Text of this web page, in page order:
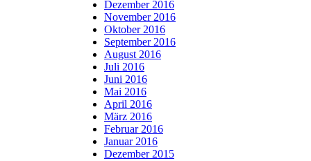
Dezember 2016
November 2016
Oktober 2016
September 2016
August 2016
Juli 2016
Juni 2016
Mai 2016
April 2016
März 2016
Februar 2016
Januar 2016
Dezember 2015